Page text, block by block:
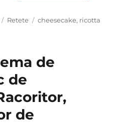
Categories
Retete Tags
cheesecake, ricotta
de
de
de